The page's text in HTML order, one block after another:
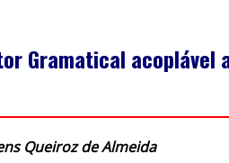
Gramatical acoplável
Queiroz de Almeida